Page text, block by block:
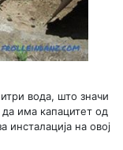
вода, што значи
има капацитет од
инсталација на овој